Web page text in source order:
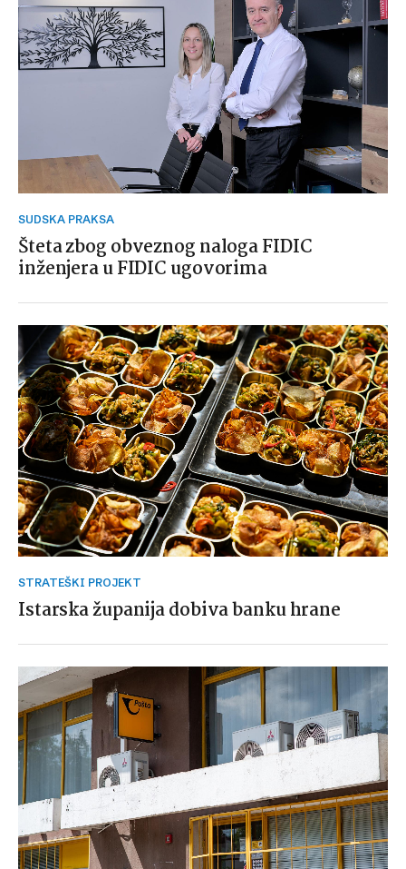
SUDSKA PRAKSA
Šteta zbog obveznog naloga FIDIC
inženjera u FIDIC ugovorima
STRATEŠKI PROJEKT
Istarska županija dobiva banku hrane